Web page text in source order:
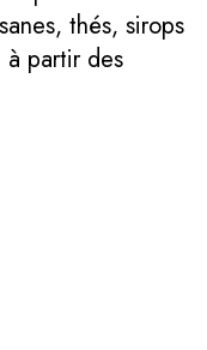
thés, sirops
partir des